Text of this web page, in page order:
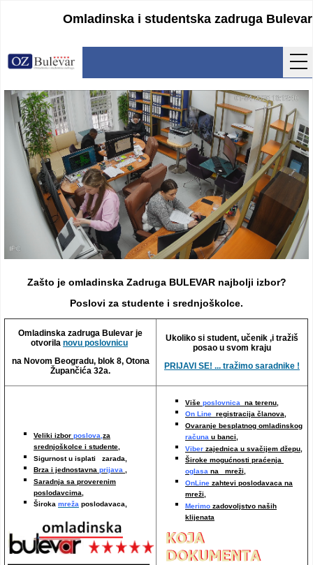
Omladinska i studentska zadruga Bulevar
Početna
Usluge
Uputstva
Cenovnik
Kontakt
Lokacija
Zašto je omladinska Zadruga BULEVAR najbolji izbor?
Poslovi za studente i srednjoškolce.
Omladinska zadruga Bulevar je
otvorila novu poslovnicu
na Novom Beogradu, blok 8, Otona
Župančića 32a.
Ukoliko si student, učenik ,i tražiš
posao u svom kraju
PRIJAVI SE! ... tražimo saradnike !
Veliki izbor poslova,za
srednjoškolce i studente,
Sigurnost u isplati zarada,
Brza i jednostavna prijava ,
Saradnja sa proverenim
poslodavcima,
Široka mreža poslodavaca,
Više poslovnica na terenu,
On Line registracija članova,
Ovaranje besplatnog omladinskog
računa u banci,
Viber zajednica u svačijem džepu,
Široke mogućnosti praćenja
oglasa na mreži,
OnLine zahtevi poslodavaca na
mreži,
Merimo zadovoljstvo naših
klijenata